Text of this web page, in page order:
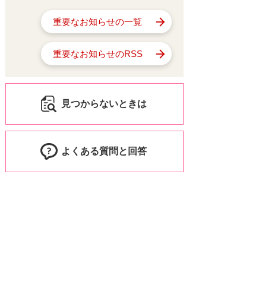
重要なお知らせの一覧
重要なお知らせのRSS
見つからないときは
よくある質問と回答